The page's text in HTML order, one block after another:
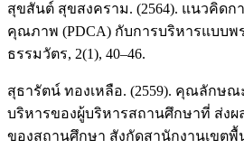
สุขสันต์ สุขสงคราม. (2564). แนวคิดก
คุณภาพ (PDCA) กับการบริหารแบบพ
ธรรมวัตร, 2(1), 40–46.
สุธารัตน์ ทองเหลือ. (2559). คุณลักษ
บริหารของผู้บริหารสถานศึกษาที่ ส่ง
ของสถานศึกษา สังกัดสานักงานเขต